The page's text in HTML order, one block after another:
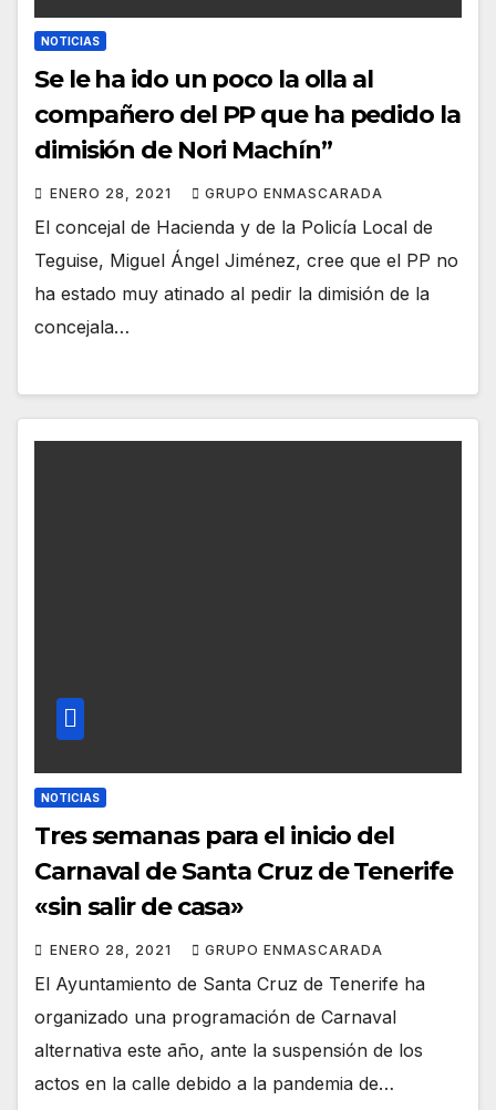
NOTICIAS
Se le ha ido un poco la olla al
compañero del PP que ha pedido la
dimisión de Nori Machín”
ENERO 28, 2021 GRUPO ENMASCARADA
El concejal de Hacienda y de la Policía Local de
Teguise, Miguel Ángel Jiménez, cree que el PP no
ha estado muy atinado al pedir la dimisión de la
concejala…
NOTICIAS
Tres semanas para el inicio del
Carnaval de Santa Cruz de Tenerife
«sin salir de casa»
ENERO 28, 2021 GRUPO ENMASCARADA
El Ayuntamiento de Santa Cruz de Tenerife ha
organizado una programación de Carnaval
alternativa este año, ante la suspensión de los
actos en la calle debido a la pandemia de…